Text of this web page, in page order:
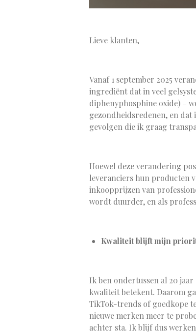
Lieve klanten,
Vanaf 1 september 2025
ingrediënt dat in veel
diphenyphosphine oxide) –
gezondheidsredenen, en
gevolgen die ik graag
Hoewel deze verandering
leveranciers hun producten
inkoopprijzen van
wordt duurder, en als
Kwaliteit blijft mijn
Ik ben ondertussen al 20
kwaliteit betekent. Daarom
TikTok-trends of goedkope
nieuwe merken meer te
achter sta. Ik blijf dus